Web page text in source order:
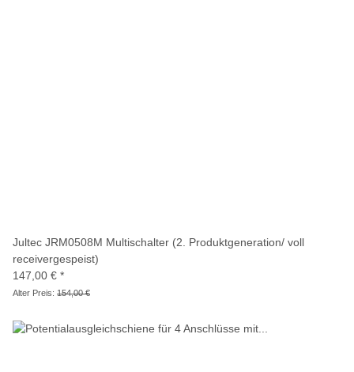
Jultec JRM0508M Multischalter (2. Produktgeneration/ voll
receivergespeist)
147,00 € *
Alter Preis: 154,00 €